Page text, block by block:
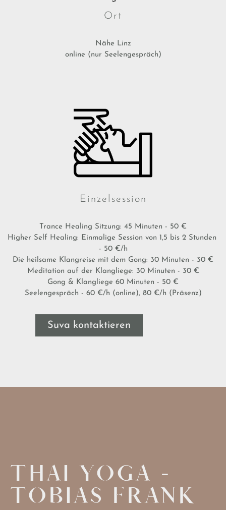
Ort
Nähe Linz
online (nur Seelengespräch)
Einzelsession
Trance Healing Sitzung: 45 Minuten - 50 €
Higher Self Healing: Einmalige Session von 1,5 bis 2 Stunden
- 50 €/h
Die heilsame Klangreise mit dem Gong: 30 Minuten - 30 €
Meditation auf der Klangliege: 30 Minuten - 30 €
Gong & Klangliege 60 Minuten - 50 €
Seelengespräch - 60 €/h (online), 80 €/h (Präsenz)
Suva kontaktieren
THAI YOGA -
TOBIAS FRANK